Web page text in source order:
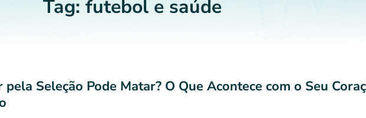
Tag: futebol e saúde
pela Seleção Pode Matar? O Que Acontece com o Seu